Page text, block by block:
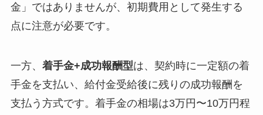
金」ではありませんが、初期費用として発生する
点に注意が必要です。
一方、 着手金+成功報酬型は、契約時に一定額の着
手金を支払い、給付金受給後に残りの成功報酬を
支払う方式です。着手金の相場は3万円〜10万円程